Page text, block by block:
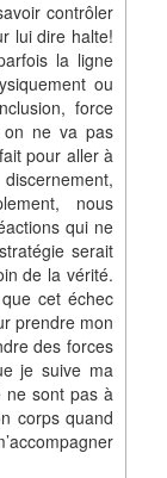
contrôler
lui dire halte!
la ligne
ou
force
on ne va pas
pour aller à
nous
qui ne
serait
de la vérité.
cet échec
prendre mon
des forces
je suive ma
ne sont pas à
corps quand